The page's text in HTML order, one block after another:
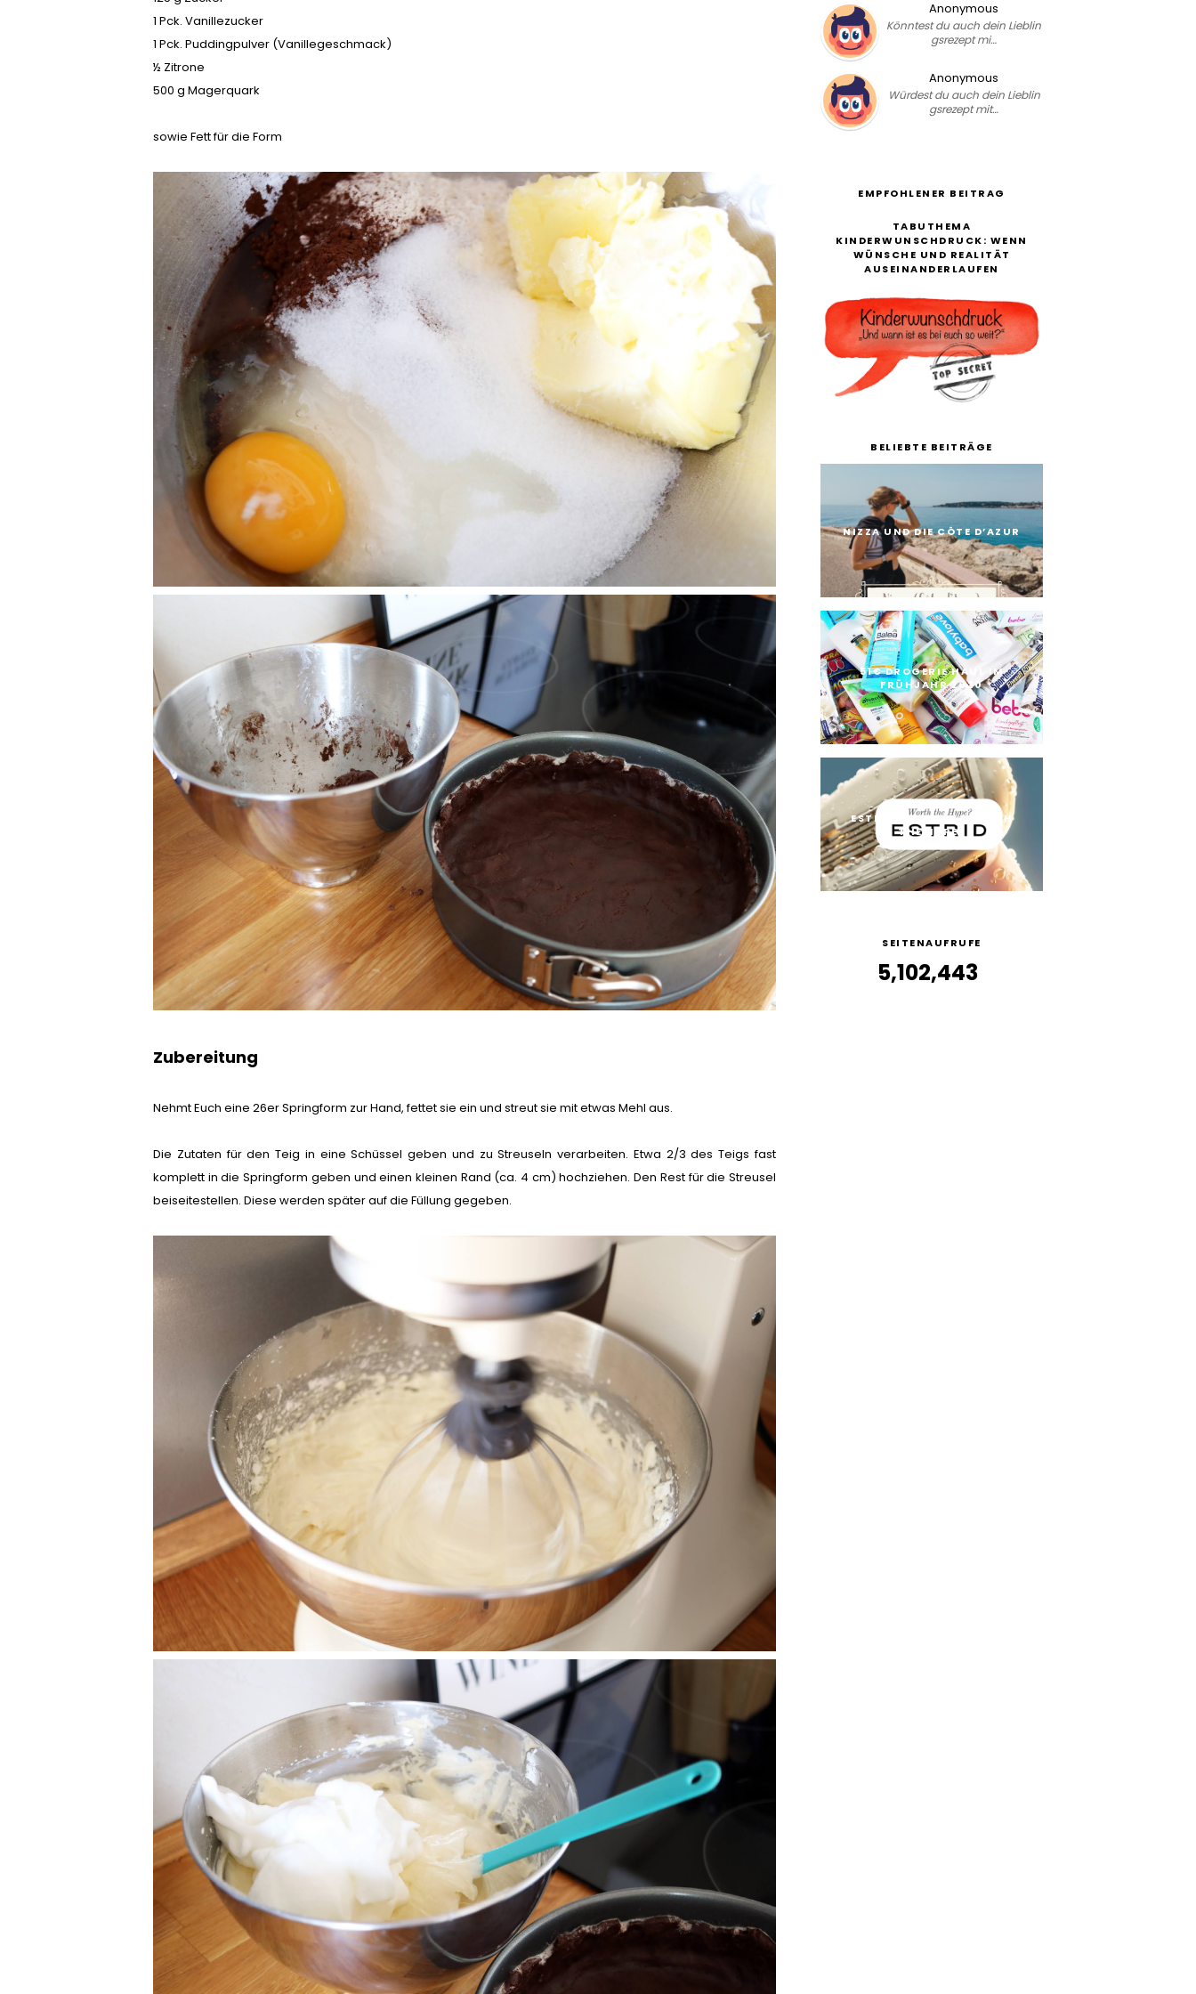
1 Pck. Vanillezucker
1 Pck. Puddingpulver (Vanillegeschmack)
½ Zitrone
500 g Magerquark
sowie Fett für die Form
Zubereitung
Nehmt Euch eine 26er Springform zur Hand, fettet sie ein und streut sie mit etwas Mehl aus.
Die Zutaten für den Teig in eine Schüssel geben und zu Streuseln verarbeiten. Etwa 2/3 des Teigs fast
komplett in die Springform geben und einen kleinen Rand (ca. 4 cm) hochziehen. Den Rest für die Streusel
beiseitestellen. Diese werden später auf die Füllung gegeben.
Anonymous
Könntest du auch dein Lieblin
gsrezept mi…
Anonymous
Würdest du auch dein Lieblin
gsrezept mit…
EMPFOHLENER BEITRAG
TABUTHEMA
KINDERWUNSCHDRUCK: WENN
WÜNSCHE UND REALITÄT
AUSEINANDERLAUFEN
BELIEBTE BEITRÄGE
NIZZA UND DIE CÔTE D’AZUR
51€ DROGERIE HAUL IM
FRÜHJAHR 2020
ESTRID RASIERER: WORTH
THE HYPE?
SEITENAUFRUFE
5,102,443